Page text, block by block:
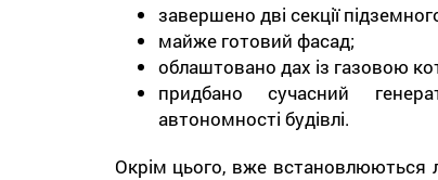
завершено дві секції
майже готовий фасад;
облаштовано дах із газовою
придбано сучасний
автономності будівлі.
Окрім цього, вже встановлюються